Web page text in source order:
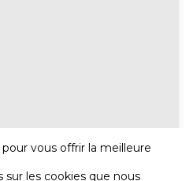
vous offrir la meilleure
sur les cookies que nous